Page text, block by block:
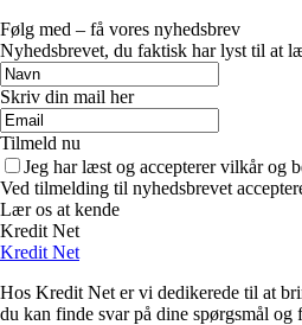
Følg med – få vores nyhedsbrev
Nyhedsbrevet, du faktisk har lyst til at
Skriv din mail her
Tilmeld nu
Jeg har læst og accepterer vilkår og
Ved tilmelding til nyhedsbrevet
Lær os at kende
Kredit Net
Kredit Net
Hos Kredit Net er vi dedikerede til at
du kan finde svar på dine spørgsmål